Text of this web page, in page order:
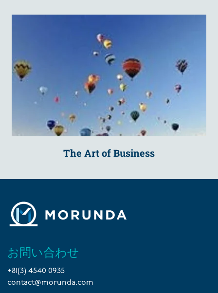
The Art of Business
お問い合わせ
+81(3) 4540 0935
contact@morunda.com